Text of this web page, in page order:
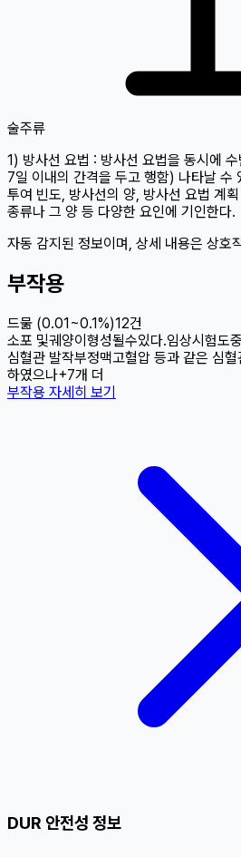
술주류
1) 방사선 요법 : 방사선 요법을 동시에
7일 이내의 간격을 두고 행함) 나타날 수
투여 빈도, 방사선의 양, 방사선 요법 계
종류나 그 양 등 다양한 요인에 기인한다.
자동 감지된 정보이며, 상세 내용은 상호
부작용
드묾 (0.01~0.1%)12건
소포 및궤양이형성될수있다.임상시험도
심혈관 발작부정맥고혈압 등과 같은 심
하였으나+7개 더
부작용 자세히 보기
DUR 안전성 정보